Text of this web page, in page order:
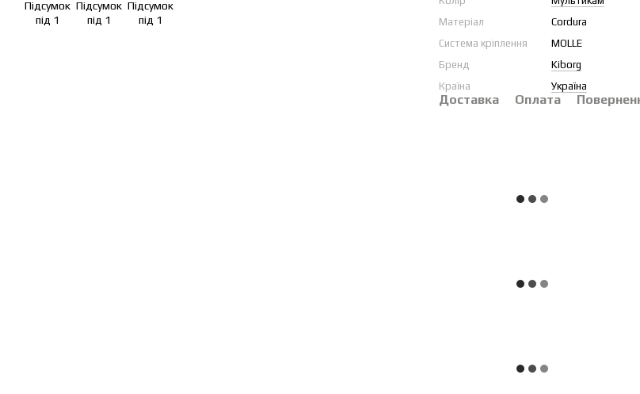
Матеріал
Cordura
Система кріплення
MOLLE
Бренд
Kiborg
Країна
Україна
Доставка Оплата